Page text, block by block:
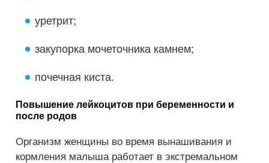
уретрит;
закупорка мочеточника камнем;
почечная киста.
Повышение лейкоцитов при беременности и
после родов
Организм женщины во время вынашивания и
кормления малыша работает в экстремальном